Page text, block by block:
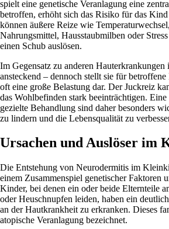
spielt eine genetische Veranlagung eine
betroffen, erhöht sich das Risiko für das
können äußere Reize wie
Nahrungsmittel, Hausstaubmilben oder
einen Schub auslösen.
Im Gegensatz zu anderen
ansteckend – dennoch stellt sie für
oft eine große Belastung dar. Der Juckreiz
das Wohlbefinden stark beeinträchtigen.
gezielte Behandlung sind daher besonders
zu lindern und die Lebensqualität zu
Ursachen und Auslöser im
Die Entstehung von Neurodermitis im
einem Zusammenspiel genetischer Faktoren
Kinder, bei denen ein oder beide Elternteile
oder Heuschnupfen leiden, haben ein
an der Hautkrankheit zu erkranken. Dieses
atopische Veranlagung bezeichnet.